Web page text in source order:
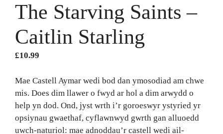
The Starving Saints –
Caitlin Starling
£10.99
Mae Castell Aymar wedi bod dan ymosodiad am chwe
mis. Does dim llawer o fwyd ar hol a dim arwydd o
help yn dod. Ond, jyst wrth i’r goroeswyr ystyried yr
opsiynau gwaethaf, cyflawnwyd gwrth gan alluoedd
uwch-naturiol: mae adnoddau’r castell wedi ail-